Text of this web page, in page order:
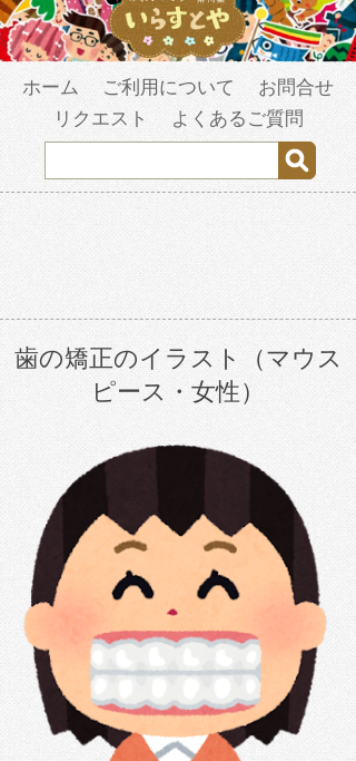
ホーム ご利用について
お問合せ
リクエスト
よくあるご質問
歯の矯正のイラスト（マウス
ピース・女性）